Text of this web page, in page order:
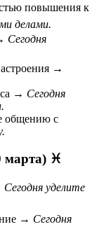
повышения к
делами.
Сегодня
→
→ Сегодня
общению с
♓
Сегодня уделите
→ Сегодня